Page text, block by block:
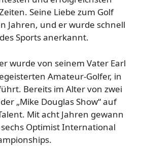
Seine Liebe zum Golf
Jahren, und er wurde schnell
Sports anerkannt.
wurde von seinem Vater Earl
Amateur-Golfer, in
Bereits im Alter von zwei
„Mike Douglas Show“ auf
Mit acht Jahren gewann
Optimist International